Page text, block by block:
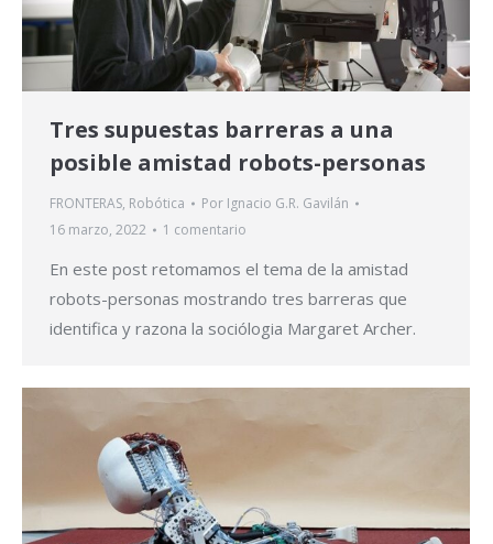
Tres supuestas barreras a una
posible amistad robots-personas
FRONTERAS, Robótica Por Ignacio G.R. Gavilán
16 marzo, 2022
1 comentario
En este post retomamos el tema de la amistad
robots-personas mostrando tres barreras que
identifica y razona la sociólogia Margaret Archer.